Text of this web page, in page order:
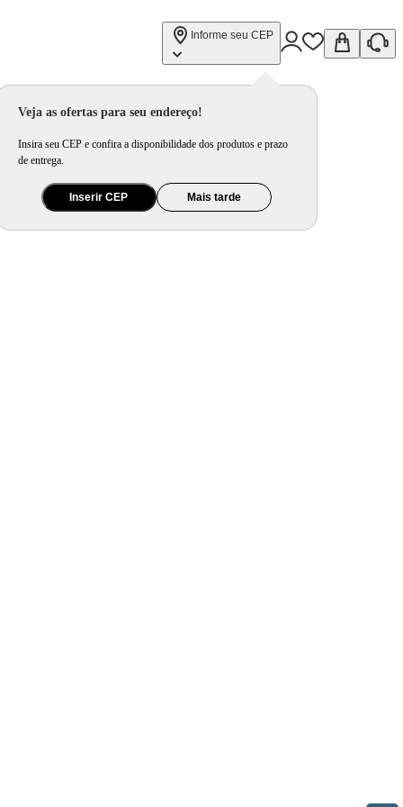
Informe seu CEP
Veja as ofertas para seu endereço!
Insira seu CEP e confira a disponibilidade dos produtos e prazo
de entrega.
Inserir CEP Mais tarde